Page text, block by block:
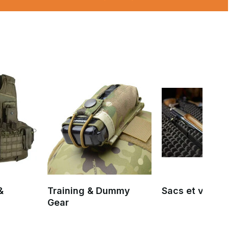
Training & Dummy
Gear
Sacs et valises